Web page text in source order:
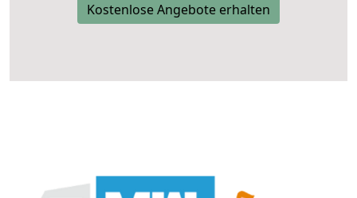
Kostenlose Angebote erhalten